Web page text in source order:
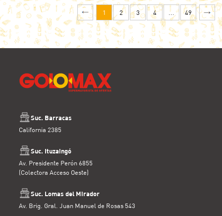
PELOTITAS
PEPITOS
PEZ
PICNIC
PIRATAS
PLUTONITA
POLVORITA
PONT
POOSH!
PUNTA BALLENA
PUREZA
1 2 3 4 ... 49
Suc. Barracas
California 2385
Suc. Ituzaingó
Av. Presidente Perón 6855
(Colectora Acceso Oeste)
Suc. Lomas del Mirador
Av. Brig. Gral. Juan Manuel de Rosas 543